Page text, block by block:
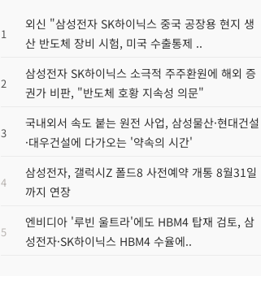
1
외신 "삼성전자 SK하이닉스 중국 공장용 현지 생
산 반도체 장비 시험, 미국 수출통제 ..
2
삼성전자 SK하이닉스 소극적 주주환원에 해외 증
권가 비판, "반도체 호황 지속성 의문"
3
국내외서 속도 붙는 원전 사업, 삼성물산·현대건설
·대우건설에 다가오는 '약속의 시간'
4
삼성전자, 갤럭시Z 폴드8 사전예약 개통 8월31일
까지 연장
5
엔비디아 '루빈 울트라'에도 HBM4 탑재 검토, 삼
성전자·SK하이닉스 HBM4 수율에..